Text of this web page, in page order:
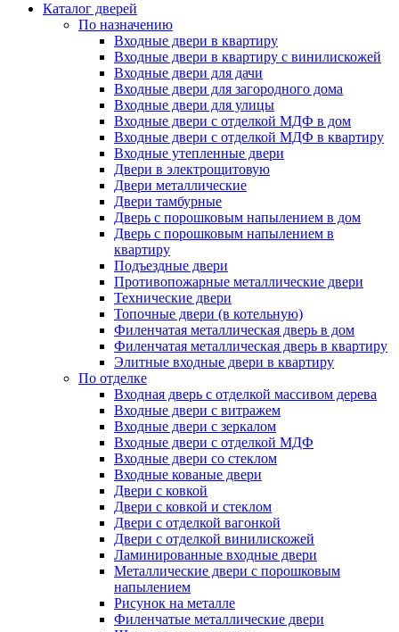
Каталог дверей
По назначению
Входные двери в квартиру
Входные двери в квартиру с винилискожей
Входные двери для дачи
Входные двери для загородного дома
Входные двери для улицы
Входные двери с отделкой МДФ в дом
Входные двери с отделкой МДФ в квартиру
Входные утепленные двери
Двери в электрощитовую
Двери металлические
Двери тамбурные
Дверь с порошковым напылением в дом
Дверь с порошковым напылением в
квартиру
Подъездные двери
Противопожарные металлические двери
Технические двери
Топочные двери (в котельную)
Филенчатая металлическая дверь в дом
Филенчатая металлическая дверь в квартиру
Элитные входные двери в квартиру
По отделке
Входная дверь с отделкой массивом дерева
Входные двери с витражем
Входные двери с зеркалом
Входные двери с отделкой МДФ
Входные двери со стеклом
Входные кованые двери
Двери с ковкой
Двери с ковкой и стеклом
Двери с отделкой вагонкой
Двери с отделкой винилискожей
Ламинированные входные двери
Металлические двери с порошковым
напылением
Рисунок на металле
Филенчатые металлические двери